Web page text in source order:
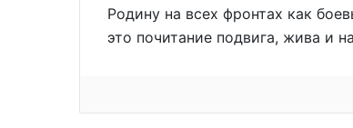
Родину на всех фронтах как
это почитание подвига, жива и